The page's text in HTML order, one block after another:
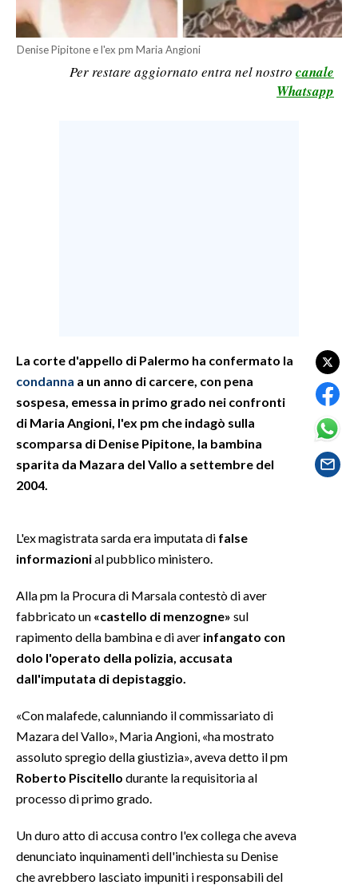
SPORT IN SARDEGNA
SALUTE
SARDEGNA TURISMO
NOTIZIE
EVENTI
#CARAUNIONE
3 MINUTI CON
INFO AZIENDE
ABBONATI
ANNUNCI
NECROLOGI
PUBBLICITÀ
SPIAGGE
STORE
Denise Pipitone e l'ex pm Maria Angioni
Per restare aggiornato entra nel nostro canale
Whatsapp
La corte d'appello di Palermo ha confermato la
condanna a un anno di carcere, con pena
sospesa, emessa in primo grado nei confronti
di Maria Angioni, l'ex pm che indagò sulla
scomparsa di Denise Pipitone, la bambina
sparita da Mazara del Vallo a settembre del
2004.
L'ex magistrata sarda era imputata di false
informazionial pubblico ministero.
Alla pm la Procura di Marsala contestò di aver
fabbricato un «castello di menzogne» sul
rapimento della bambina e di aver infangato con
dolo l'operato della polizia, accusata
dall'imputata di depistaggio.
«Con malafede, calunniando il commissariato di
Mazara del Vallo», Maria Angioni, «ha mostrato
assoluto spregio della giustizia», aveva detto il pm
Roberto Piscitello durante la requisitoria al
processo di primo grado.
Un duro atto di accusa contro l'ex collega che aveva
denunciato inquinamenti dell'inchiesta su Denise
che avrebbero lasciato impuniti i responsabili del